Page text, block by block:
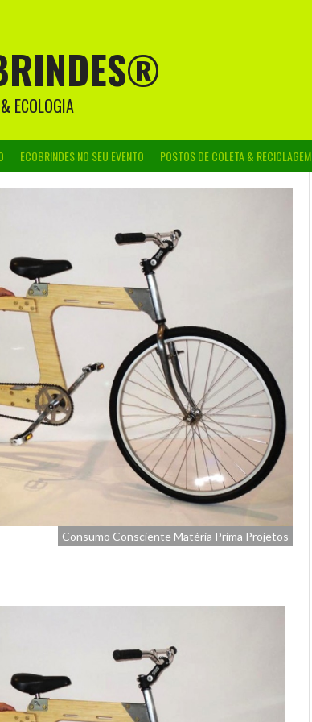
ECOLOGIA
ECOBRINDES NO SEU EVENTO POSTOS DE COLETA & RECICLAGEM
Consumo Consciente Matéria Prima Projetos